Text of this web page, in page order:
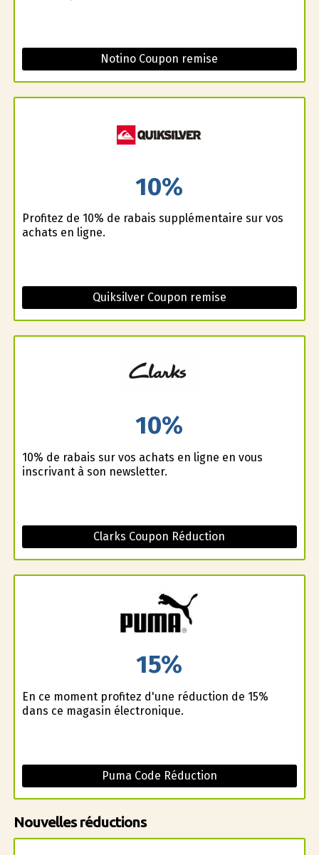
Notino Coupon remise
10%
Profitez de 10% de rabais supplémentaire sur vos
achats en ligne.
Quiksilver Coupon remise
10%
10% de rabais sur vos achats en ligne en vous
inscrivant à son newsletter.
Clarks Coupon Réduction
15%
En ce moment profitez d'une réduction de 15%
dans ce magasin électronique.
Puma Code Réduction
Nouvelles réductions